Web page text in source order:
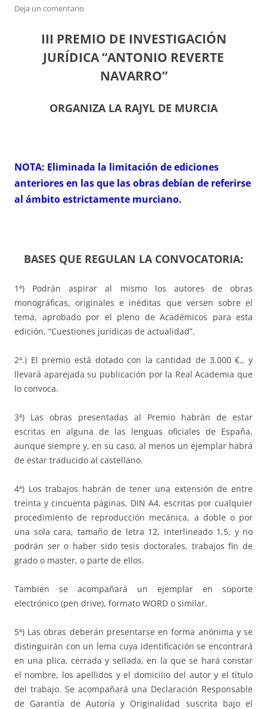
Deja un comentario
III PREMIO DE INVESTIGACIÓN
JURÍDICA “ANTONIO REVERTE
NAVARRO”
ORGANIZA LA RAJYL DE MURCIA
NOTA: Eliminada la limitación de ediciones
anteriores en las que las obras debían de referirse
al ámbito estrictamente murciano.
BASES QUE REGULAN LA CONVOCATORIA:
1ª) Podrán aspirar al mismo los autores de obras
monográficas, originales e inéditas que versen sobre el
tema, aprobado por el pleno de Académicos para esta
edición, “Cuestiones jurídicas de actualidad”.
2ª.) El premio está dotado con la cantidad de 3.000 €., y
llevará aparejada su publicación por la Real Academia que
lo convoca.
3ª) Las obras presentadas al Premio habrán de estar
escritas en alguna de las lenguas oficiales de España,
aunque siempre y, en su caso, al menos un ejemplar habrá
de estar traducido al castellano.
4ª) Los trabajos habrán de tener una extensión de entre
treinta y cincuenta páginas, DIN A4, escritas por cualquier
procedimiento de reproducción mecánica, a doble o por
una sola cara, tamaño de letra 12, interlineado 1,5, y no
podrán ser o haber sido tesis doctorales, trabajos fin de
grado o master, o parte de ellos.
También se acompañará un ejemplar en soporte
electrónico (pen drive), formato WORD o similar.
5ª) Las obras deberán presentarse en forma anónima y se
distinguirán con un lema cuya identificación se encontrará
en una plica, cerrada y sellada, en la que se hará constar
el nombre, los apellidos y el domicilio del autor y el título
del trabajo. Se acompañará una Declaración Responsable
de Garantía de Autoría y Originalidad suscrita bajo el